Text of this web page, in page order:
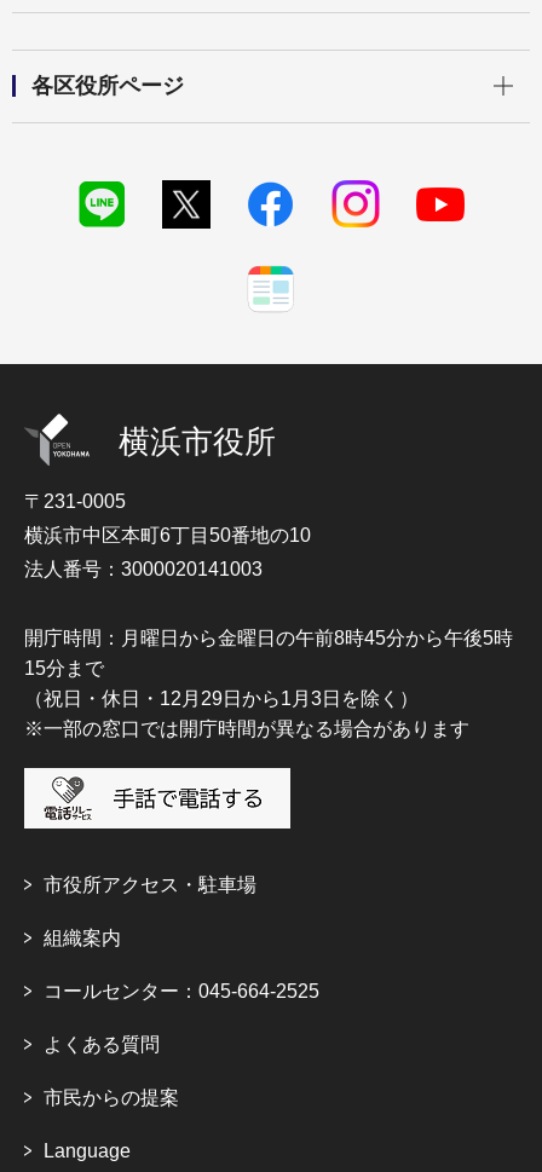
各区役所ページ
横浜市役所
〒231-0005
横浜市中区本町6丁目50番地の10
法人番号：3000020141003
開庁時間：月曜日から金曜日の午前8時45分から午後5時
15分まで
（祝日・休日・12月29日から1月3日を除く）
※一部の窓口では開庁時間が異なる場合があります
市役所アクセス・駐車場
組織案内
コールセンター：045-664-2525
よくある質問
市民からの提案
Language